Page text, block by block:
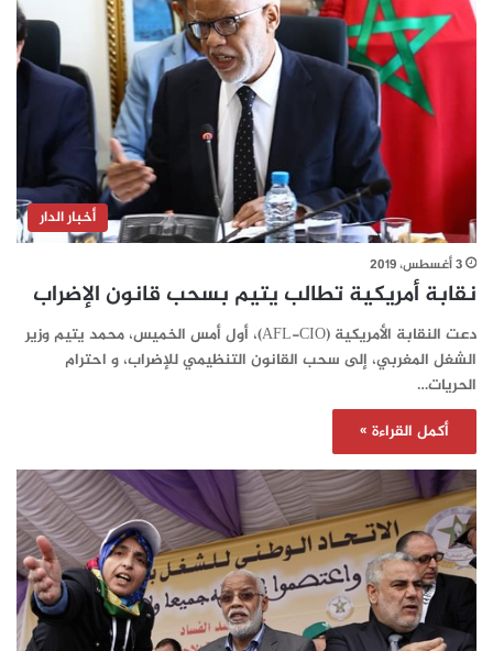
أخبار الدار
3 أغسطس، 2019
نقابة أمريكية تطالب يتيم بسحب قانون الإضراب
دعت النقابة الأمريكية (AFL-CIO)، أول أمس الخميس، محمد يتيم وزير
الشغل المغربي، إلى سحب القانون التنظيمي للإضراب، و احترام
الحريات…
أكمل القراءة »